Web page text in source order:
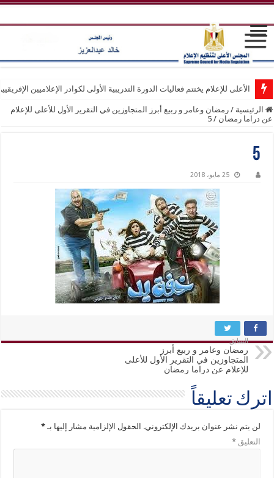
الأعلى للإعلام يختتم فعاليات الدورة التدريبية الأولى لكوادر الإعلاميين
الرئيسية / رمضان وعامر و ربيع أبرز المتجاوزين في التقرير الأول للأعلى للإعلام
عن دراما رمضان /
5
5
25 مايو، 2018
السابق
رمضان وعامر و ربيع أبرز
المتجاوزين في التقرير الأول للأعلى
للإعلام عن دراما رمضان
اترك تعليقاً
لن يتم نشر عنوان بريدك الإلكتروني. الحقول الإلزامية مشار إليها بـ*
التعليق*